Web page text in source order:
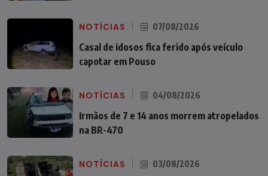
NOTÍCIAS 07/08/2026
Casal de idosos fica ferido após veículo
capotar em Pouso
NOTÍCIAS 04/08/2026
Irmãos de 7 e 14 anos morrem atropelados
na BR-470
NOTÍCIAS 03/08/2026